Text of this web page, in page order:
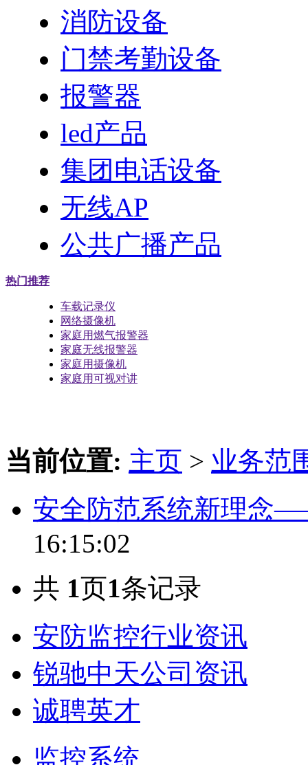
消防设备
门禁考勤设备
报警器
led产品
集团电话设备
无线AP
公共广播产品
热门推荐
车载记录仪
网络摄像机
家庭用燃气报警器
家庭无线报警器
家庭用摄像机
家庭用可视对讲
当前位置: 主页 > 业务范
安全防范系统新理念
16:15:02
共 1页1条记录
安防监控行业资讯
锐驰中天公司资讯
诚聘英才
监控系统